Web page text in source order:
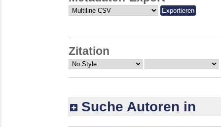
Zitation
Suche Autoren in